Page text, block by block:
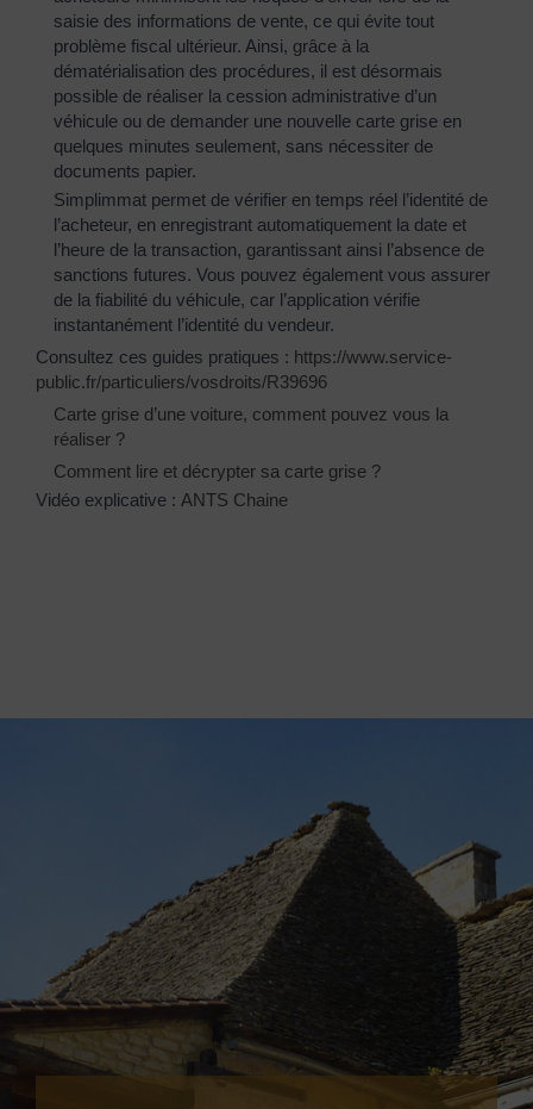
saisie des informations de vente, ce qui évite tout
problème fiscal ultérieur. Ainsi, grâce à la
dématérialisation des procédures, il est désormais
possible de réaliser la cession administrative d’un
véhicule ou de demander une nouvelle carte grise en
quelques minutes seulement, sans nécessiter de
documents papier.
Simplimmat permet de vérifier en temps réel l’identité de
l’acheteur, en enregistrant automatiquement la date et
l’heure de la transaction, garantissant ainsi l’absence de
sanctions futures. Vous pouvez également vous assurer
de la fiabilité du véhicule, car l’application vérifie
instantanément l’identité du vendeur.
Consultez ces guides pratiques : https://www.service-
public.fr/particuliers/vosdroits/R39696
Carte grise d’une voiture, comment pouvez vous la
réaliser ?
Comment lire et décrypter sa carte grise ?
Vidéo explicative : ANTS Chaine